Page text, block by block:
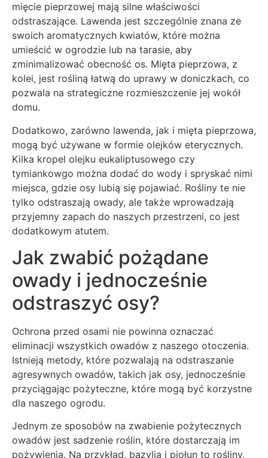
mięcie pieprzowej mają silne właściwości
odstraszające. Lawenda jest szczególnie znana ze
swoich aromatycznych kwiatów, które można
umieścić w ogrodzie lub na tarasie, aby
zminimalizować obecność os. Mięta pieprzowa, z
kolei, jest rośliną łatwą do uprawy w doniczkach, co
pozwala na strategiczne rozmieszczenie jej wokół
domu.
Dodatkowo, zarówno lawenda, jak i mięta pieprzowa,
mogą być używane w formie olejków eterycznych.
Kilka kropel olejku eukaliptusowego czy
tymiankowgo można dodać do wody i spryskać nimi
miejsca, gdzie osy lubią się pojawiać. Rośliny te nie
tylko odstraszają owady, ale także wprowadzają
przyjemny zapach do naszych przestrzeni, co jest
dodatkowym atutem.
Jak zwabić pożądane
owady i jednocześnie
odstraszyć osy?
Ochrona przed osami nie powinna oznaczać
eliminacji wszystkich owadów z naszego otoczenia.
Istnieją metody, które pozwalają na odstraszanie
agresywnych owadów, takich jak osy, jednocześnie
przyciągając pożyteczne, które mogą być korzystne
dla naszego ogrodu.
Jednym ze sposobów na zwabienie pożytecznych
owadów jest sadzenie roślin, które dostarczają im
pożywienia. Na przykład, bazylia i piołun to rośliny,